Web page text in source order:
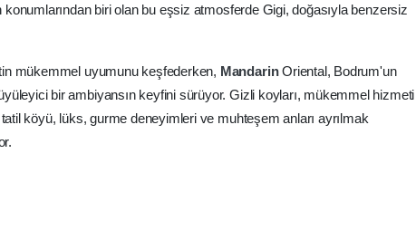
konumlarından biri olan bu eşsiz atmosferde Gigi, doğasıyla benzersiz
mükemmel uyumunu keşfederken, MandarinOriental, Bodrum'un
bir ambiyansın keyfini sürüyor. Gizli koyları, mükemmel hizmeti
köyü, lüks, gurme deneyimleri ve muhteşem anları ayrılmak